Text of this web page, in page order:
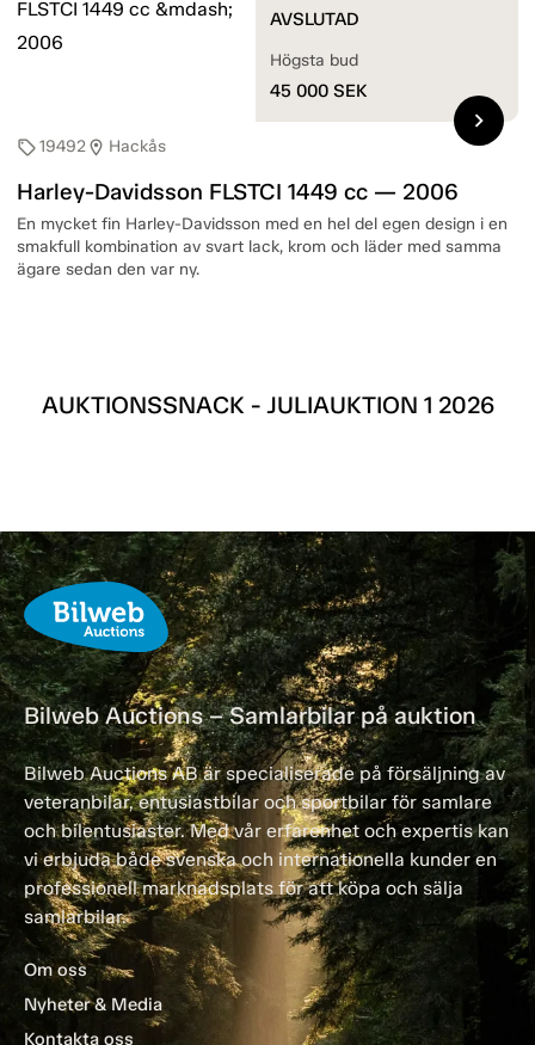
sell19492location_on Hackås
Harley-Davidsson FLSTCI 1449 cc — 2006
En mycket fin Harley-Davidsson med en hel del egen design i en
smakfull kombination av svart lack, krom och läder med samma
ägare sedan den var ny.
AVSLUTAD
Högsta bud
45 000 SEK
chevron_right
AUKTIONSSNACK - JULIAUKTION 1 2026
Bilweb Auctions – Samlarbilar på auktion
Bilweb Auctions AB är specialiserade på försäljning av
veteranbilar, entusiastbilar och sportbilar för samlare
och bilentusiaster. Med vår erfarenhet och expertis kan
vi erbjuda både svenska och internationella kunder en
professionell marknadsplats för att köpa och sälja
samlarbilar.
Om oss
Nyheter & Media
Kontakta oss